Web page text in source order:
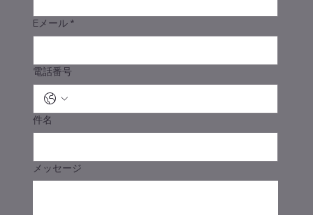
Eメール *
電話番号
件名
メッセージ